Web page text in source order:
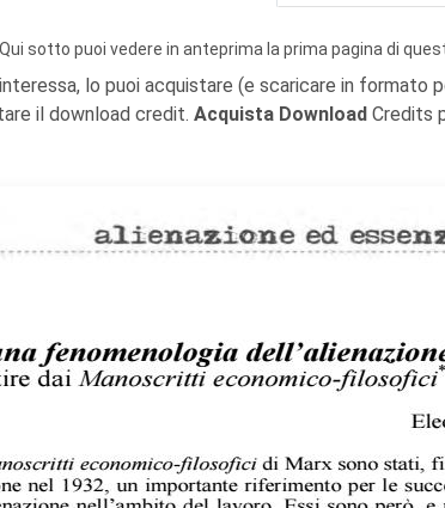
Qui sotto puoi vedere in anteprima la prima pagina di
lo puoi acquistare (e scaricare in formato
il download credit. Acquista Download Credits